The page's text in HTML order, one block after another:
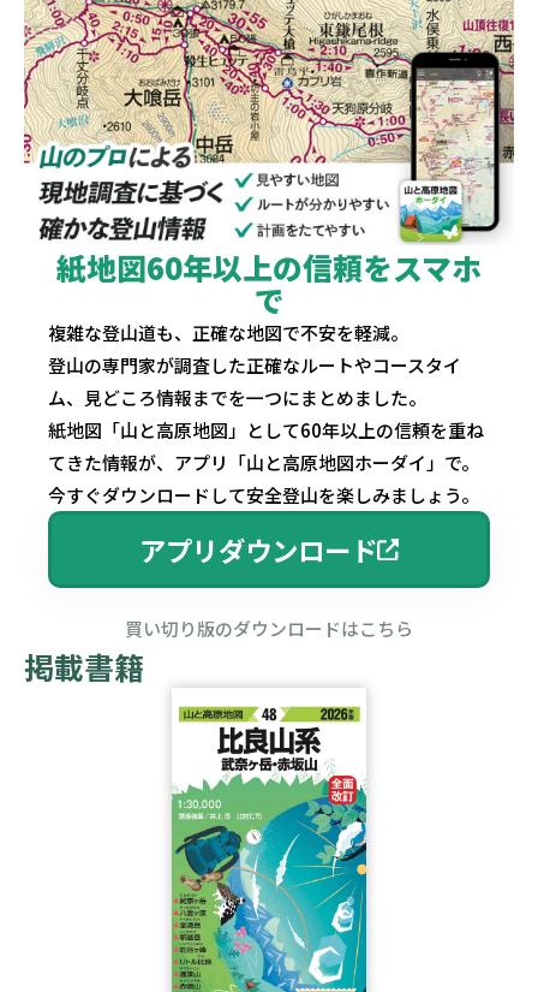
紙地図60年以上の信頼をスマホ
で
複雑な登山道も、正確な地図で不安を軽減。
登山の専門家が調査した正確なルートやコースタイ
ム、見どころ情報までを一つにまとめました。
紙地図「山と高原地図」として60年以上の信頼を重ね
てきた情報が、アプリ「山と高原地図ホーダイ」で。
今すぐダウンロードして安全登山を楽しみましょう。
アプリダウンロード
買い切り版のダウンロードはこちら
掲載書籍